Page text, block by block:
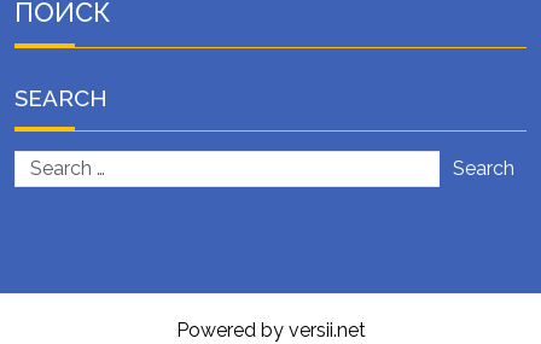
ПОИСК
SEARCH
Search
Powered by versii.net